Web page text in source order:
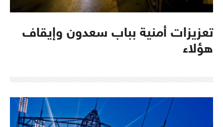
تعزيزات أمنية بباب سعدون وإيقاف
هؤلاء